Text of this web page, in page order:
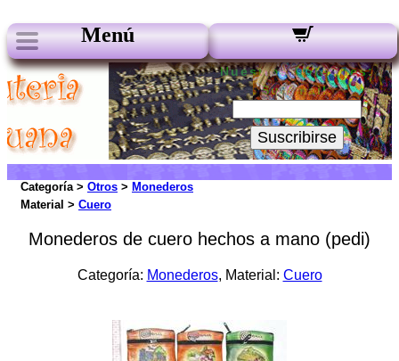
Menú
Nuestros boletines:
Su Email:
Suscribirse
Categoría > Otros > Monederos
Material > Cuero
Monederos de cuero hechos a mano (pedi)
Categoría: Monederos, Material: Cuero